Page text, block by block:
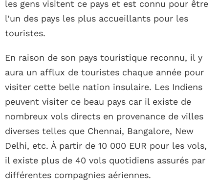
les gens visitent ce pays et est connu pour être
l’un des pays les plus accueillants pour les
touristes.
En raison de son pays touristique reconnu, il y
aura un afflux de touristes chaque année pour
visiter cette belle nation insulaire. Les Indiens
peuvent visiter ce beau pays car il existe de
nombreux vols directs en provenance de villes
diverses telles que Chennai, Bangalore, New
Delhi, etc. À partir de 10 000 EUR pour les vols,
il existe plus de 40 vols quotidiens assurés par
différentes compagnies aériennes.